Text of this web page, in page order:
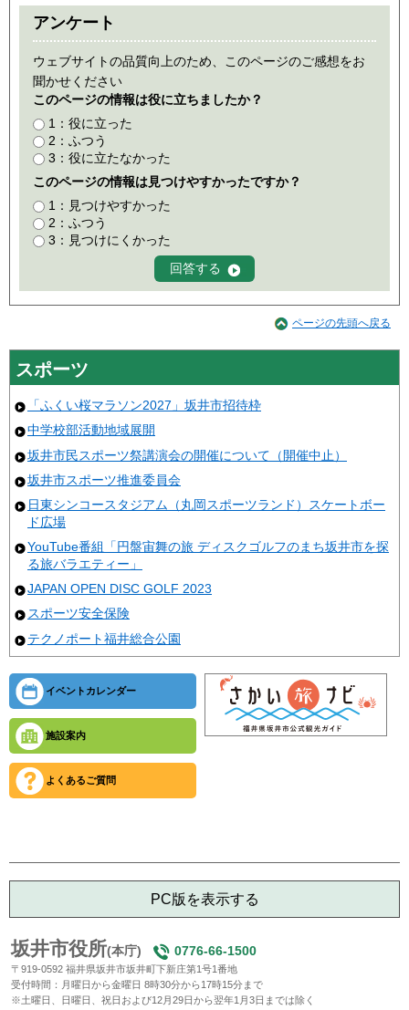
アンケート
ウェブサイトの品質向上のため、このページのご感想をお
聞かせください
このページの情報は役に立ちましたか？
1：役に立った
2：ふつう
3：役に立たなかった
このページの情報は見つけやすかったですか？
1：見つけやすかった
2：ふつう
3：見つけにくかった
ページの先頭へ戻る
スポーツ
「ふくい桜マラソン2027」坂井市招待枠
中学校部活動地域展開
坂井市民スポーツ祭講演会の開催について（開催中止）
坂井市スポーツ推進委員会
日東シンコースタジアム（丸岡スポーツランド）スケートボー
ド広場
YouTube番組「円盤宙舞の旅 ディスクゴルフのまち坂井市を探
る旅バラエティー」
JAPAN OPEN DISC GOLF 2023
スポーツ安全保険
テクノポート福井総合公園
イベントカレンダー
施設案内
よくあるご質問
PC版を表示する
坂井市役所(本庁) 0776-66-1500
〒919-0592 福井県坂井市坂井町下新庄第1号1番地
受付時間：月曜日から金曜日 8時30分から17時15分まで
※土曜日、日曜日、祝日および12月29日から翌年1月3日までは除く